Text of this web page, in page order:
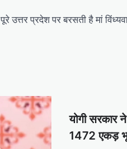
पूरे उत्तर प्रदेश पर बरसती है मां
योगी सरकार
1472 एकड़